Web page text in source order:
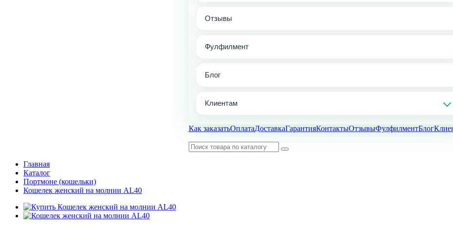
Отзывы
Фулфилмент
Блог
Клиентам
Как заказатьОплатаДоставкаГарантияКонтактыОтзывыФулфилментБлог
Главная
Каталог
Портмоне (кошельки)
Кошелек женский на молнии AL40